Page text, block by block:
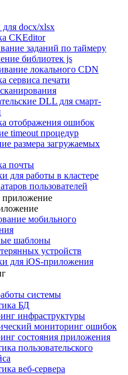
для docx/xlsx
CKEditor
заданий по таймеру
библиотек js
локального CDN
сервиса печати
DLL для смарт-
отображения ошибок
timeout процедур
размера загружаемых
почты
для работы в кластере
пользователей
мобильного
шаблоны
устройств
для iOS-приложения
системы
БД
инфраструктуры
мониторинг ошибок
состояния приложения
пользовательского
веб-сервера